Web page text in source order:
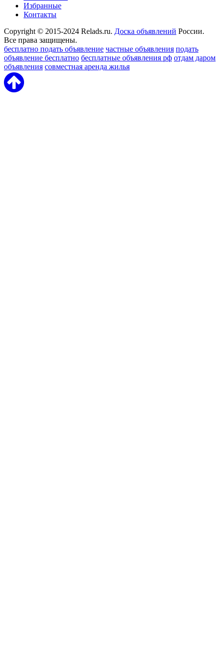
Избранные
Контакты
Copyright © 2015-2024 Relads.ru. Доска объявлений России.
Все права защищены.
бесплатно подать объявление частные объявления подать
объявление бесплатно бесплатные объявления рф отдам даром
объявления совместная аренда жилья